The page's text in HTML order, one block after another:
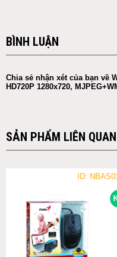
BÌNH LUẬN
Chia sẻ nhận xét của bạn về
HD720P 1280x720,
SẢN PHẨM LIÊN QUAN
ID: